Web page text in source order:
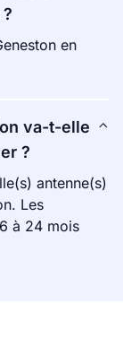
en
va-t-elle
?
antenne(s)
Les
à 24 mois